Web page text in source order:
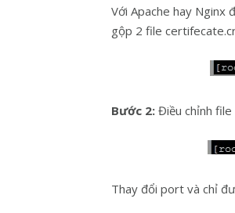
Với Apache hay Nginx
gộp 2 file
Bước 2: Điều chỉnh
Thay đổi port và chỉ